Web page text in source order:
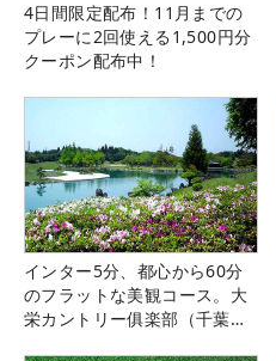
4日間限定配布！11月までの
プレーに2回使える1,500円分
クーポン配布中！
インター5分、都心から60分
のフラットな美観コース。大
栄カントリー俱楽部（千葉